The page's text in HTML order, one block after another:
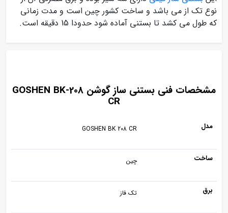
نوع تک از می باشد و ساخت کشور چین است و مدت زمانی
که طول می کشد تا بستنی آماده شود حدودا 15 دقیقه است.
مشخصات فنی بستنی ساز گوشن GOSHEN BK-208
CR
مدل GOSHEN BK 208 CR
ساخت چین
برق تک فاز